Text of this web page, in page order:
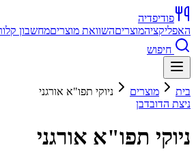
פודיפדיה
האפליקציהמוצריםהשוואת מוצריםמחשבון
חיפוש
בית מוצרים
ניוקי תפו"א אורגני
ניצת הדובדבן
ניוקי תפו"א אורגני